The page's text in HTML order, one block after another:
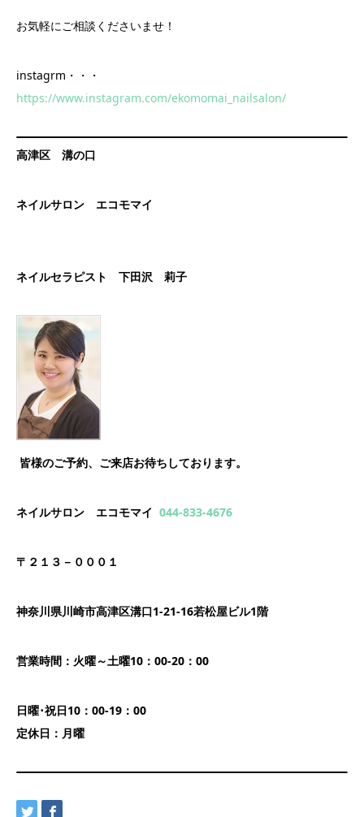
お気軽にご相談くださいませ！
instagrm・・・
https://www.instagram.com/ekomomai_nailsalon/
高津区 溝の口
ネイルサロン エコモマイ
ネイルセラピスト 下田沢 莉子
皆様のご予約、ご来店お待ちしております。
ネイルサロン エコモマイ 044-833-4676
〒２１３－０００１
神奈川県川崎市高津区溝口1-21-16若松屋ビル1階
営業時間：火曜～土曜10：00-20：00
日曜･祝日10：00-19：00
定休日：月曜